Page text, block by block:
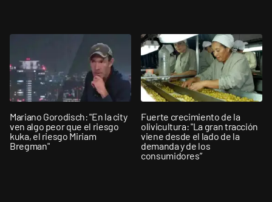
Mariano Gorodisch: "En la city
ven algo peor que el riesgo
kuka, el riesgo Miriam
Bregman"
Fuerte crecimiento de la
olivicultura: "La gran tracción
viene desde el lado de la
demanda y de los
consumidores”